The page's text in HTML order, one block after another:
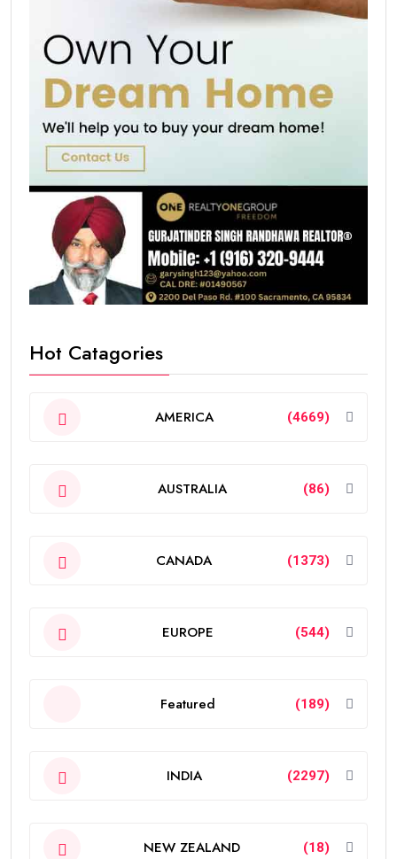
Hot Catagories
AMERICA (4669)
AUSTRALIA (86)
CANADA (1373)
EUROPE (544)
Featured (189)
INDIA (2297)
NEW ZEALAND (18)